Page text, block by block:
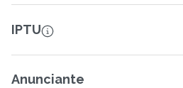
IPTU
Anunciante